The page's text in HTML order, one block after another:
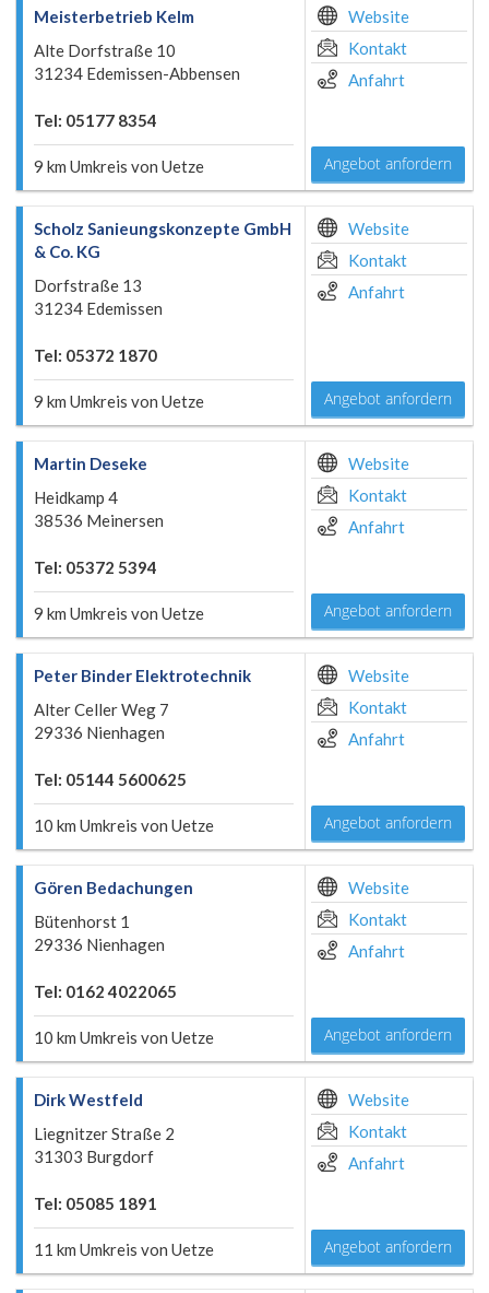
Meisterbetrieb Kelm
Alte Dorfstraße 10
31234 Edemissen-Abbensen
Tel: 05177 8354
9 km Umkreis von Uetze
Website
Kontakt
Anfahrt
Angebot anfordern
Scholz Sanieungskonzepte GmbH
& Co. KG
Dorfstraße 13
31234 Edemissen
Tel: 05372 1870
9 km Umkreis von Uetze
Website
Kontakt
Anfahrt
Angebot anfordern
Martin Deseke
Heidkamp 4
38536 Meinersen
Tel: 05372 5394
9 km Umkreis von Uetze
Website
Kontakt
Anfahrt
Angebot anfordern
Peter Binder Elektrotechnik
Alter Celler Weg 7
29336 Nienhagen
Tel: 05144 5600625
10 km Umkreis von Uetze
Website
Kontakt
Anfahrt
Angebot anfordern
Gören Bedachungen
Bütenhorst 1
29336 Nienhagen
Tel: 0162 4022065
10 km Umkreis von Uetze
Website
Kontakt
Anfahrt
Angebot anfordern
Dirk Westfeld
Liegnitzer Straße 2
31303 Burgdorf
Tel: 05085 1891
11 km Umkreis von Uetze
Website
Kontakt
Anfahrt
Angebot anfordern